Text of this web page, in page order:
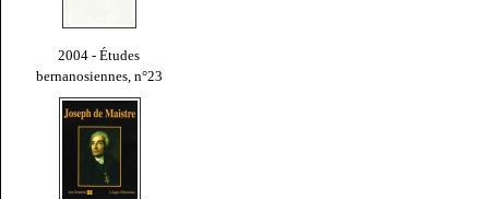
2004 - Études
bernanosiennes, n°23